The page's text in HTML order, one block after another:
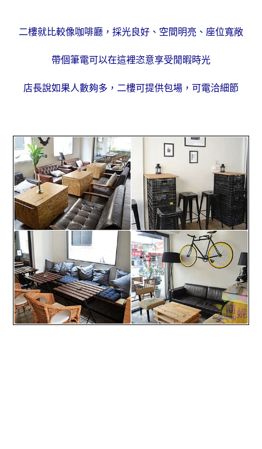
二樓就比較像咖啡廳， 採光良好、空間明亮、座位寬敞
帶個筆電可以在這裡恣意享受閒暇時光
店長說如果人數夠多， 二樓可提供包場，可電洽細節